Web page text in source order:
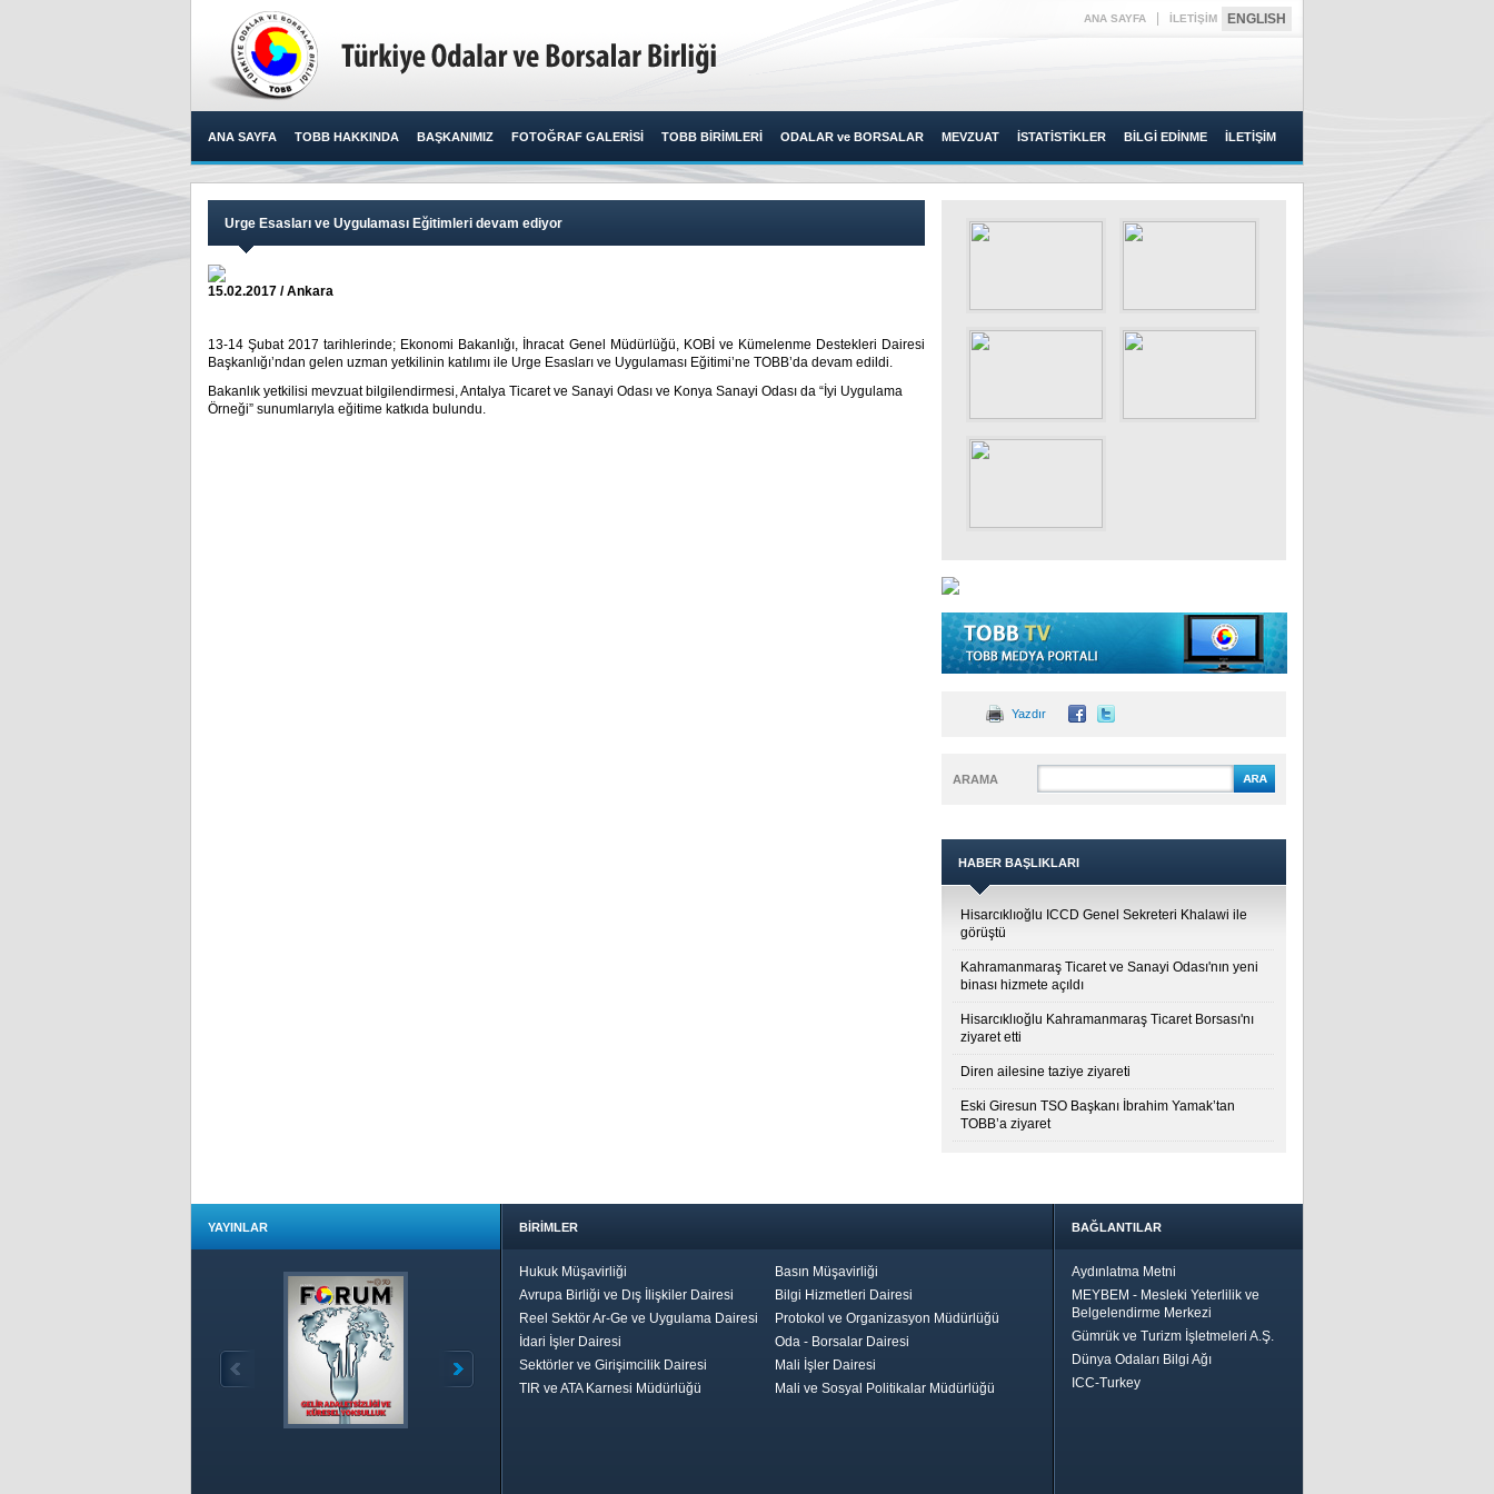
ANA SAYFA İLETİŞİM ENGLISH
ANA SAYFA TOBB HAKKINDA BAŞKANIMIZ FOTOĞRAF GALERİSİ TOBB BİRİMLERİ ODALAR ve BORSALAR MEVZUAT İSTATİSTİKLER BİLGİ EDİNME İLETİŞİM
Urge Esasları ve Uygulaması Eğitimleri devam ediyor
15.02.2017 / Ankara
13-14 Şubat 2017 tarihlerinde; Ekonomi Bakanlığı, İhracat Genel Müdürlüğü, KOBİ ve Kümelenme Destekleri Dairesi
Başkanlığı’ndan gelen uzman yetkilinin katılımı ile Urge Esasları ve Uygulaması Eğitimi’ne TOBB’da devam edildi.​
Bakanlık yetkilisi mevzuat bilgilendirmesi, Antalya Ticaret ve Sanayi Odası ve Konya Sanayi Odası da “İyi Uygulama
Örneği” sunumlarıyla eğitime katkıda bulundu.​
Yazdır
ARAMA
HABER BAŞLIKLARI
Hisarcıklıoğlu ICCD Genel Sekreteri Khalawi ile
görüştü
Kahramanmaraş Ticaret ve Sanayi Odası'nın yeni
binası hizmete açıldı
Hisarcıklıoğlu Kahramanmaraş Ticaret Borsası'nı
ziyaret etti
Diren ailesine taziye ziyareti
Eski Giresun TSO Başkanı İbrahim Yamak’tan
TOBB’a ziyaret
YAYINLAR BİRİMLER
Hukuk Müşavirliği
Basın Müşavirliği
Avrupa Birliği ve Dış İlişkiler Dairesi
Bilgi Hizmetleri Dairesi
Reel Sektör Ar-Ge ve Uygulama Dairesi
Protokol ve Organizasyon Müdürlüğü
İdari İşler Dairesi
Oda - Borsalar Dairesi
Sektörler ve Girişimcilik Dairesi
Mali İşler Dairesi
TIR ve ATA Karnesi Müdürlüğü
Mali ve Sosyal Politikalar Müdürlüğü
BAĞLANTILAR
Aydınlatma Metni
MEYBEM - Mesleki Yeterlilik ve
Belgelendirme Merkezi
Gümrük ve Turizm İşletmeleri A.Ş.
Dünya Odaları Bilgi Ağı
ICC-Turkey